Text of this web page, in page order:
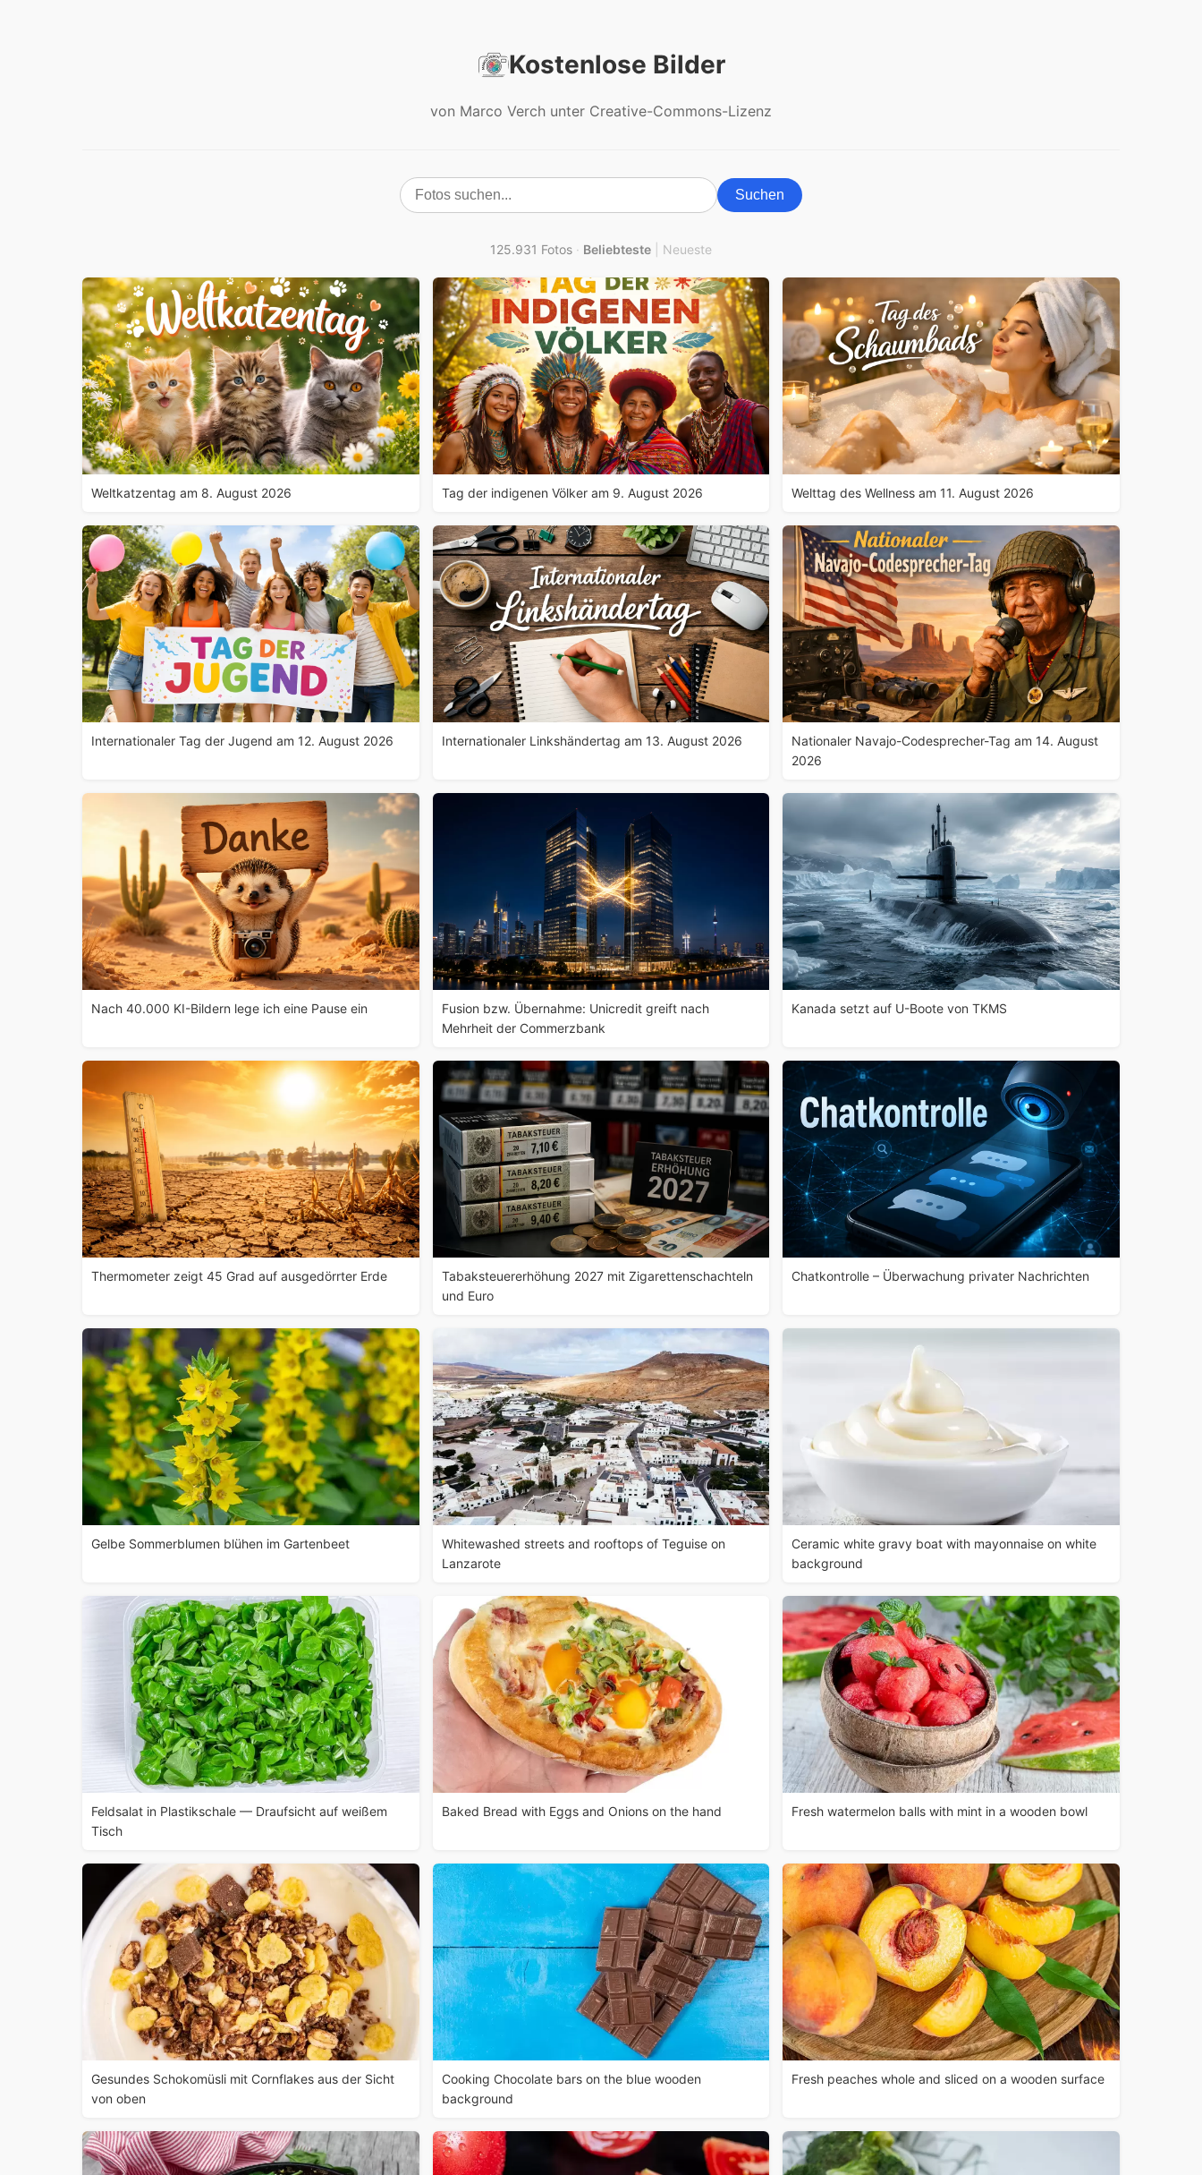
Kostenlose Bilder
von Marco Verch unter Creative-Commons-Lizenz
Suchen
125.931 Fotos · Beliebteste Neueste
Weltkatzentag am 8. August 2026 Tag der indigenen Völker am 9. August 2026 Welttag des Wellness am 11. August 2026
Internationaler Tag der Jugend am 12. August 2026 Internationaler Linkshändertag am 13. August 2026
Nationaler Navajo-Codesprecher-Tag am 14. August
2026
Nach 40.000 KI-Bildern lege ich eine Pause ein
Fusion bzw. Übernahme: Unicredit greift nach
Mehrheit der Commerzbank
Kanada setzt auf U-Boote von TKMS
Thermometer zeigt 45 Grad auf ausgedörrter Erde
Tabaksteuererhöhung 2027 mit Zigarettenschachteln
und Euro
Chatkontrolle – Überwachung privater Nachrichten
Gelbe Sommerblumen blühen im Gartenbeet
Whitewashed streets and rooftops of Teguise on
Lanzarote
Ceramic white gravy boat with mayonnaise on white
background
Feldsalat in Plastikschale — Draufsicht auf weißem
Tisch
Baked Bread with Eggs and Onions on the hand Fresh watermelon balls with mint in a wooden bowl
Gesundes Schokomüsli mit Cornflakes aus der Sicht
von oben
Cooking Chocolate bars on the blue wooden
background
Fresh peaches whole and sliced on a wooden surface